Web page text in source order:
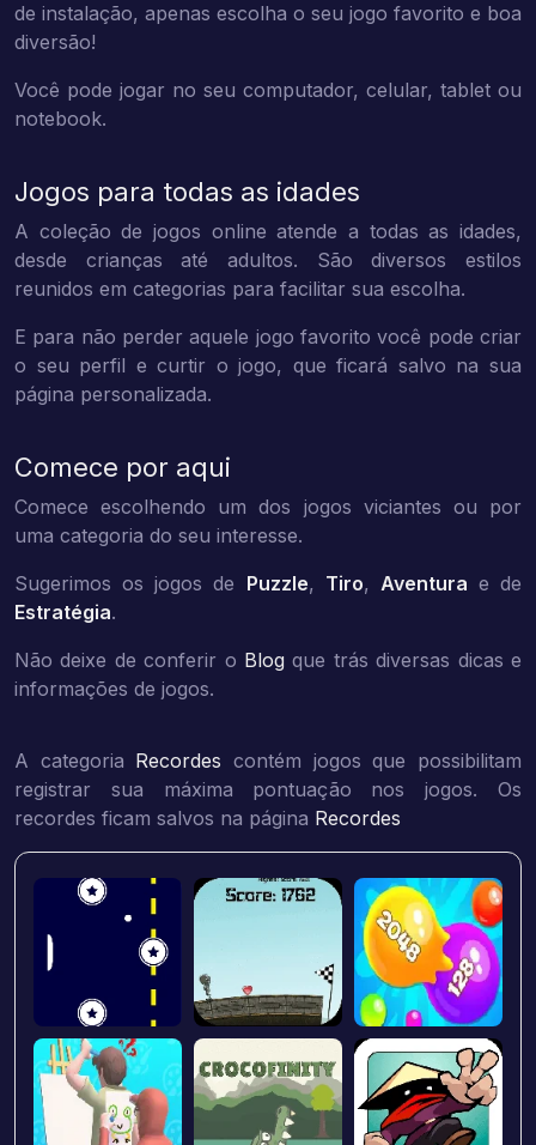
de instalação, apenas escolha o seu jogo favorito e boa
diversão!
Você pode jogar no seu computador, celular, tablet ou
notebook.
Jogos para todas as idades
A coleção de jogos online atende a todas as idades,
desde crianças até adultos. São diversos estilos
reunidos em categorias para facilitar sua escolha.
E para não perder aquele jogo favorito você pode criar
o seu perfil e curtir o jogo, que ficará salvo na sua
página personalizada.
Comece por aqui
Comece escolhendo um dos jogos viciantes ou por
uma categoria do seu interesse.
Sugerimos os jogos de Puzzle, Tiro, Aventura e de
Estratégia.
Não deixe de conferir o Blog que trás diversas dicas e
informações de jogos.
A categoria Recordes contém jogos que possibilitam
registrar sua máxima pontuação nos jogos. Os
recordes ficam salvos na página Recordes